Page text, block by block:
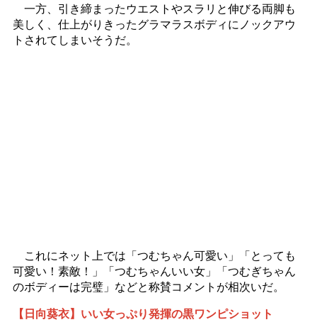
一方、引き締まったウエストやスラリと伸びる両脚も
美しく、仕上がりきったグラマラスボディにノックアウ
トされてしまいそうだ。
これにネット上では「つむちゃん可愛い」「とっても
可愛い！素敵！」「つむちゃんいい女」「つむぎちゃん
のボディーは完璧」などと称賛コメントが相次いだ。
【日向葵衣】いい女っぷり発揮の黒ワンピショット